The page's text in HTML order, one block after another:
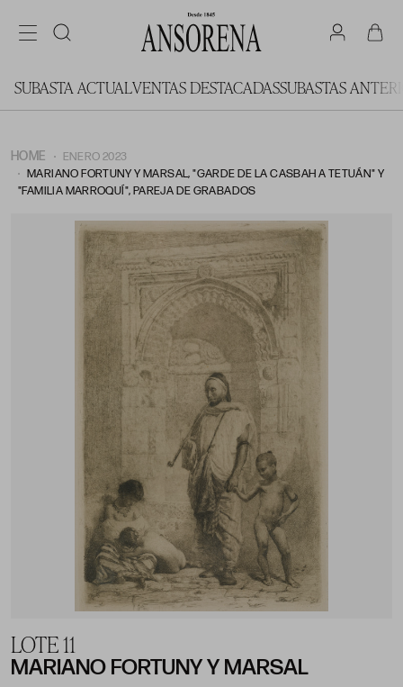
SUBASTA ACTUALVENTAS DESTACADASSUBASTAS
HOME
ENERO 2023
MARIANO FORTUNY Y MARSAL, "GARDE DE LA CASBAH A TETUÁN" Y
"FAMILIA MARROQUÍ", PAREJA DE GRABADOS
LOTE 11
MARIANO FORTUNY Y MARSAL